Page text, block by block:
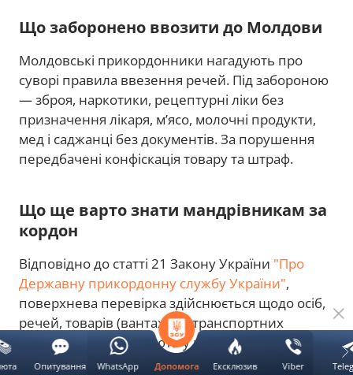
Що заборонено ввозити до Молдови
Молдовські прикордонники нагадують про
суворі правила ввезення речей. Під забороною
— зброя, наркотики, рецептурні ліки без
призначення лікаря, м’ясо, молочні продукти,
мед і саджанці без документів. За порушення
передбачені конфіскація товару та штраф.
Що ще варто знати мандрівникам за
кордон
Відповідно до статті 21 Закону України "Про
Державну прикордонну службу України",
поверхнева перевірка здійснюється щодо осіб,
речей, товарів (вантажів) і транспортних
засобів, які перебувають у контрольованому
прикордонному районі, в пункті пропуску
Допомога Ексклюзив Viber
Опитування WhatsApp